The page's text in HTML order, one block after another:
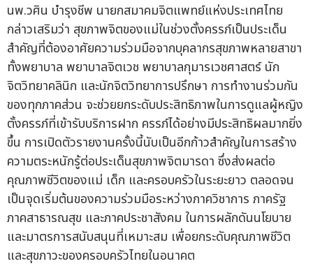
นพ.วศิน บำรุงชีพ นายกสมาคมจิตแพทย์แห่งประเทศไทย
กล่าวเสริมว่า สุขภาพจิตของแม่ในช่วงตั้งครรภ์เป็นประเด็น
สำคัญที่ต้องอาศัยความร่วมมือจากบุคลากรสุขภาพหลายสาขา
ทั้งพยาบาล พยาบาลจิตเวช พยาบาลกุมารเวชศาสตร์ นัก
จิตวิทยาคลินิก และนักจิตวิทยาการปรึกษา การทำงานร่วมกัน
ของทุกภาคส่วน จะช่วยยกระดับประสิทธิภาพในการดูแลผู้หญิง
ตั้งครรภ์ที่เข้ารับบริการฝาก ครรภ์ได้อย่างมีประสิทธิผลมากยิ่ง
ขึ้น การเปิดตัวรายงานครั้งนี้นับเป็นอีกก้าวสำคัญในการสร้าง
ความตระหนักรู้ต่อประเด็นสุขภาพจิตมารดา ซึ่งส่งผลต่อ
คุณภาพชีวิตของแม่ เด็ก และครอบครัวในระยะยาว ตลอดจน
เป็นจุดเริ่มต้นของความร่วมมือระหว่างภาควิชาการ ภาครัฐ
ภาคสาธารณสุข และภาคประชาสังคม ในการผลักดันนโยบาย
และมาตรการสนับสนุนที่เหมาะสม เพื่อยกระดับคุณภาพชีวิต
และสุขภาวะของครอบครัวไทยในอนาคต